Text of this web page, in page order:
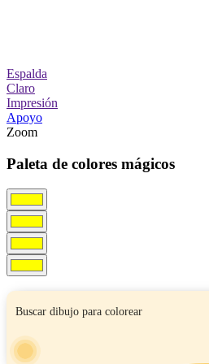
Espalda
Claro
Impresión
Apoyo
Zoom
Paleta de colores mágicos